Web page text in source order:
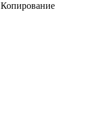
Копирование